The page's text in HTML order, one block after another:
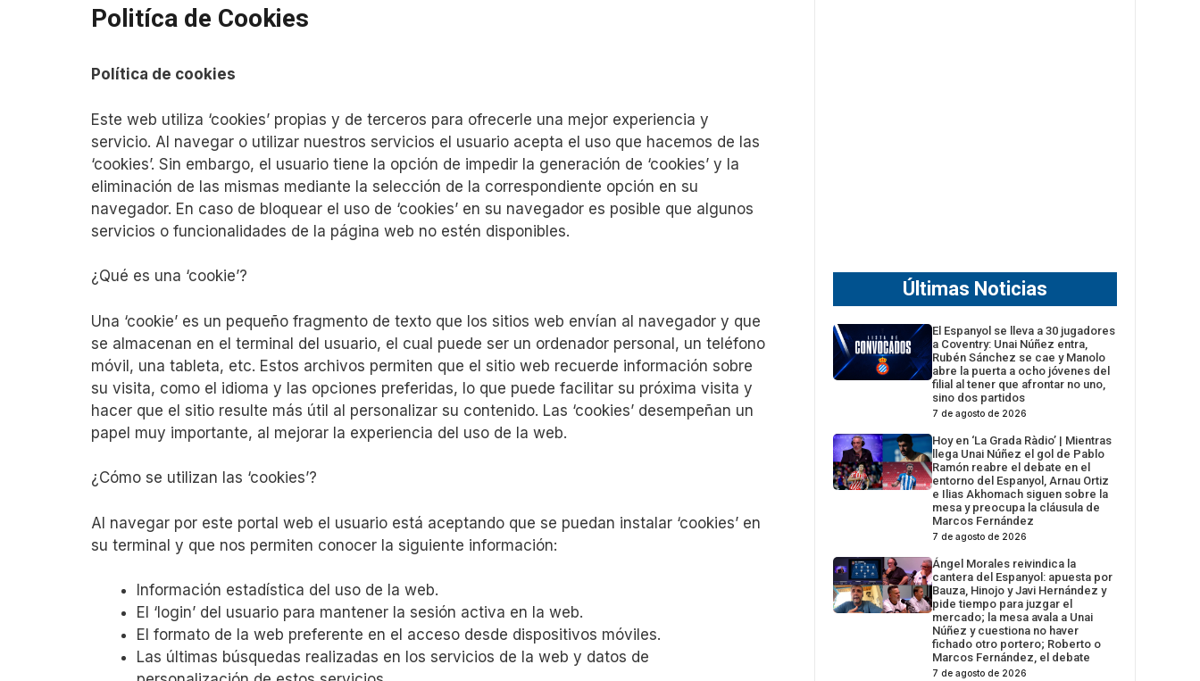
Politíca de Cookies
Política de cookies
Este web utiliza ‘cookies’ propias y de terceros para ofrecerle una mejor experiencia y
servicio. Al navegar o utilizar nuestros servicios el usuario acepta el uso que hacemos de las
‘cookies’. Sin embargo, el usuario tiene la opción de impedir la generación de ‘cookies’ y la
eliminación de las mismas mediante la selección de la correspondiente opción en su
navegador. En caso de bloquear el uso de ‘cookies’ en su navegador es posible que algunos
servicios o funcionalidades de la página web no estén disponibles.
¿Qué es una ‘cookie’?
Una ‘cookie’ es un pequeño fragmento de texto que los sitios web envían al navegador y que
se almacenan en el terminal del usuario, el cual puede ser un ordenador personal, un teléfono
móvil, una tableta, etc. Estos archivos permiten que el sitio web recuerde información sobre
su visita, como el idioma y las opciones preferidas, lo que puede facilitar su próxima visita y
hacer que el sitio resulte más útil al personalizar su contenido. Las ‘cookies’ desempeñan un
papel muy importante, al mejorar la experiencia del uso de la web.
¿Cómo se utilizan las ‘cookies’?
Al navegar por este portal web el usuario está aceptando que se puedan instalar ‘cookies’ en
su terminal y que nos permiten conocer la siguiente información:
Información estadística del uso de la web.
El ‘login’ del usuario para mantener la sesión activa en la web.
El formato de la web preferente en el acceso desde dispositivos móviles.
Las últimas búsquedas realizadas en los servicios de la web y datos de
Últimas Noticias
El Espanyol se lleva a 30 jugadores
a Coventry: Unai Núñez entra,
Rubén Sánchez se cae y Manolo
abre la puerta a ocho jóvenes del
filial al tener que afrontar no uno,
sino dos partidos
7 de agosto de 2026
Hoy en ‘La Grada Ràdio’ | Mientras
llega Unai Núñez el gol de Pablo
Ramón reabre el debate en el
entorno del Espanyol, Arnau Ortiz
e Ilias Akhomach siguen sobre la
mesa y preocupa la cláusula de
Marcos Fernández
7 de agosto de 2026
Ángel Morales reivindica la
cantera del Espanyol: apuesta por
Bauza, Hinojo y Javi Hernández y
pide tiempo para juzgar el
mercado; la mesa avala a Unai
Núñez y cuestiona no haver
fichado otro portero; Roberto o
Marcos Fernández, el debate
7 de agosto de 2026